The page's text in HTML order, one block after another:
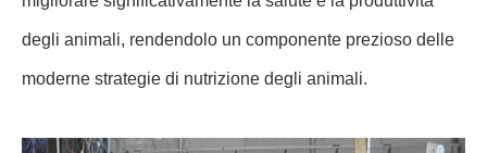
degli animali, rendendolo un componente prezioso delle
moderne strategie di nutrizione degli animali.